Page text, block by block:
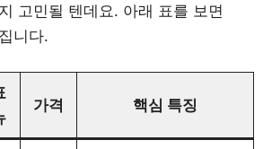
고민될 텐데요. 아래 표를 보면
니다.
가격 핵심 특징